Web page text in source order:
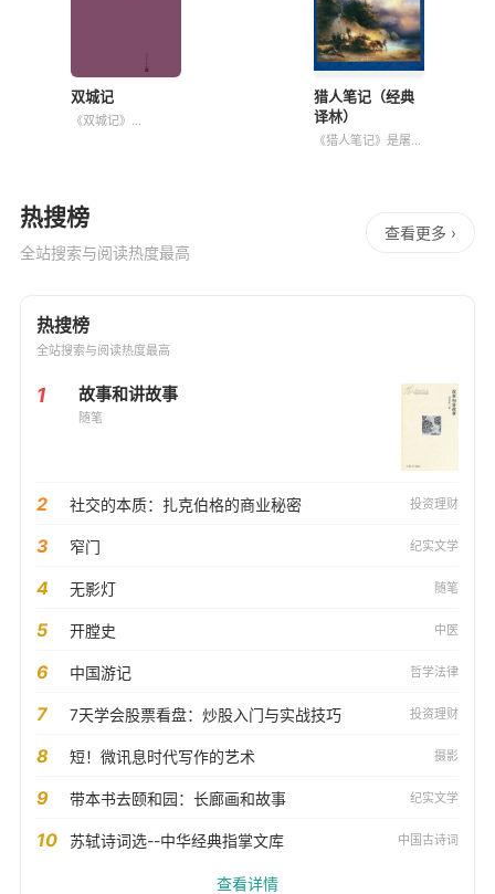
双城记
《双城记》
更广地概括了时代的
精神。小说以法国大
个因揭发贵族罪行被
猎人笔记（经典
译林）
《猎人笔记》是屠格
要的位置。《猎人笔
记》是一部形式独特
热搜榜
全站搜索与阅读热度最高
查看更多 ›
热搜榜
全站搜索与阅读热度最高
1 故事和讲故事
随笔
2 社交的本质：扎克伯格的商业秘密 投资理财
3 窄门 纪实文学
4 无影灯 随笔
5 开膛史 中医
6 中国游记 哲学法律
7 7天学会股票看盘：炒股入门与实战技巧 投资理财
8 短！微讯息时代写作的艺术 摄影
9 带本书去颐和园：长廊画和故事 纪实文学
10 苏轼诗词选--中华经典指掌文库 中国古诗词
查看详情